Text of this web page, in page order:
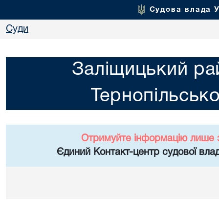
Судова влада
Суди
Заліщицький
Отримуйте інформацію лише
Єдиний Контакт-центр судової